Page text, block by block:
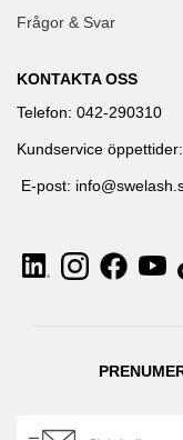
Frågor & Svar
KONTAKTA OSS
Telefon: 042-290310
Kundservice
E-post: